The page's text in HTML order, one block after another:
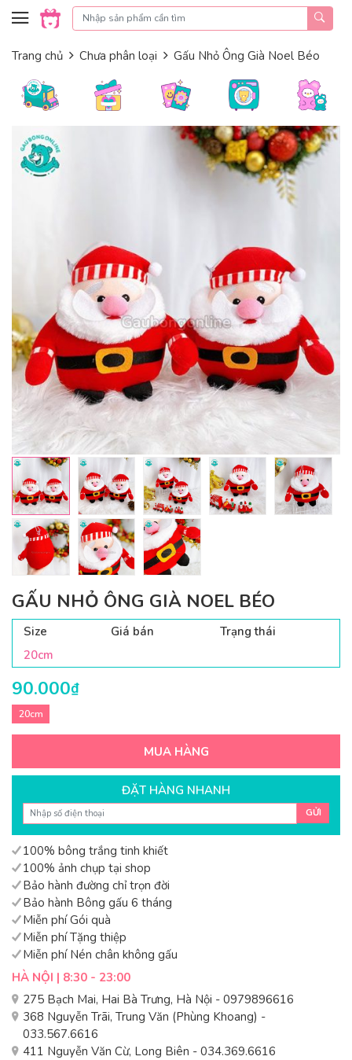
Skip to content
Trang chủ Chưa phân loại Gấu Nhỏ Ông Già Noel Béo
GẤU NHỎ ÔNG GIÀ NOEL BÉO
Size Giá bán
Trạng thái
20cm
90.000₫
20cm
MUA HÀNG
ĐẶT HÀNG NHANH
GỬI
100% bông trắng tinh khiết
100% ảnh chụp tại shop
Bảo hành đường chỉ trọn đời
Bảo hành Bông gấu 6 tháng
Miễn phí Gói quà
Miễn phí Tặng thiệp
Miễn phí Nén chân không gấu
HÀ NỘI | 8:30 - 23:00
275 Bạch Mai, Hai Bà Trưng, Hà Nội - 0979896616
368 Nguyễn Trãi, Trung Văn (Phùng Khoang) -
033.567.6616
411 Nguyễn Văn Cừ, Long Biên - 034.369.6616